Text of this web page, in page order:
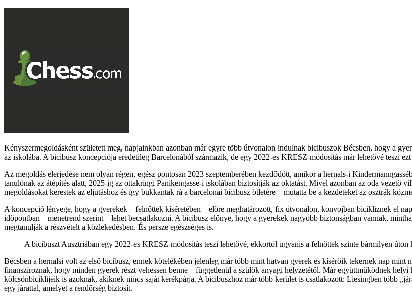
Kényszermegoldásként született meg, napjainkban azonban már egyre több útvonalon indulnak bicibuszok Bécsben, hogy a
az iskolába. A bicibusz koncepciója eredetileg Barcelonából származik, de egy 2022-es KRESZ-módosítás már lehetővé teszi
Az megoldás elerjedése nem olyan régen, egész pontosan 2023 szeptemberében kezdődött, amikor a hernals-i
tanulónak az átépítés alatt, 2025-ig az ottakringi Panikengasse-i iskolában biztosítják az oktatást. Mivel azonban az oda vezető
megoldásokat kerestek az eljutáshoz és így bukkantak rá a barcelonai bicibusz ötletére – mutatta be a kezdeteket az osztrák
A koncepció lényege, hogy a gyerekek – felnőttek kíséretében – előre meghatározott, fix útvonalon, konvojban bicikliznek el
időpontban – menetrend szerint – lehet becsatlakozni. A bicibusz előnye, hogy a gyerekek nagyobb biztonságban vannak,
megtanulják a részvételt a közlekedésben. És persze egészséges is.
A bicibuszt Ausztriában egy 2022-es KRESZ-módosítás teszi lehetővé, ekkortól ugyanis a felnőttek szinte bármilyen úton
Bécsben a hernalsi volt az első bicibusz, ennek kötelékében jelenleg már több mint hatvan gyerek és kísérőik tekernek nap
finanszíroznak, hogy minden gyerek részt vehessen benne – függetlenül a szülők anyagi helyzetétől. Már együttműködnek
kölcsönbiciklijeik is azoknak, akiknek nincs saját kerékpárja. A bicibuszhoz már több kerület is csatlakozott: Liesingben több
egy járattal, amelyet a rendőrség biztosít.